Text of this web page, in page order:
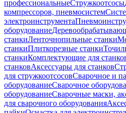
профессиональныеСтружкоотсосы
компрессоров, пневмосистем
электроинструмента
оборудование
станкиЛенточнопильные станки
станкиПлиткорезные станки
станкиКомплектующие для
станковАксессуары для станков
для стружкоотсосовСварочное и
оборудованиеСварочное
оборудованиеСварочные маски,
для сварочного оборудования